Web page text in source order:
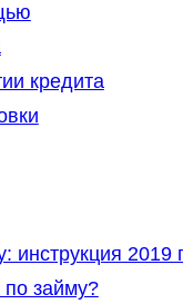
кредита
инструкция 2019
по займу?